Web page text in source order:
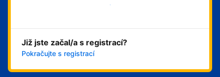
Začít hned
Již jste začal/a s registrací?
Pokračujte s registrací